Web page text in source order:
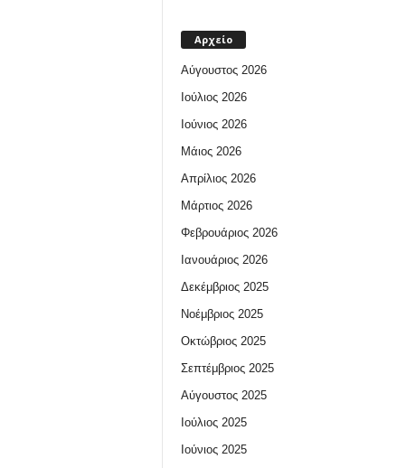
Αρχείο
Αύγουστος 2026
Ιούλιος 2026
Ιούνιος 2026
Μάιος 2026
Απρίλιος 2026
Μάρτιος 2026
Φεβρουάριος 2026
Ιανουάριος 2026
Δεκέμβριος 2025
Νοέμβριος 2025
Οκτώβριος 2025
Σεπτέμβριος 2025
Αύγουστος 2025
Ιούλιος 2025
Ιούνιος 2025